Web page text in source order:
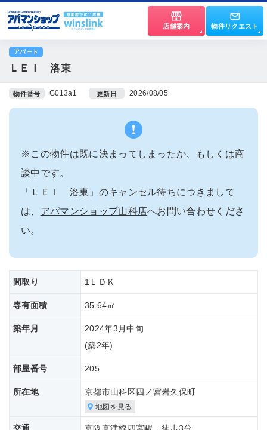
店舗案内 物件リクエスト
アパート
ＬＥＩ 洛東
物件番号 G013a1 更新日 2026/08/05
※この物件は既に決まってしまったか、もしくは商
談中です。
「ＬＥＩ 洛東」のキャンセル待ちにつきまして
は、 アパマンショップ山科店へお問い合わせくださ
い。
間取り 1ＬＤＫ
専有面積 35.64㎡
築年月
2024年3月中旬
(築2年)
部屋番号 205
所在地 京都市山科区四ノ宮岩久保町
地図を見る